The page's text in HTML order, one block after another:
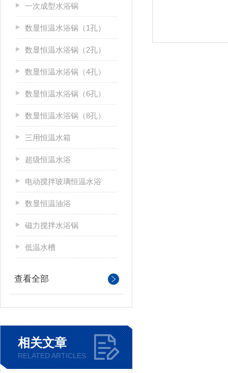
一次成型水浴锅
数显恒温水浴锅（1孔）
数显恒温水浴锅（2孔）
数显恒温水浴锅（4孔）
数显恒温水浴锅（6孔）
数显恒温水浴锅（8孔）
三用恒温水箱
超级恒温水浴
电动搅拌玻璃恒温水浴
数显恒温油浴
磁力搅拌水浴锅
低温水槽
查看全部
相关文章
RELATED ARTICLES